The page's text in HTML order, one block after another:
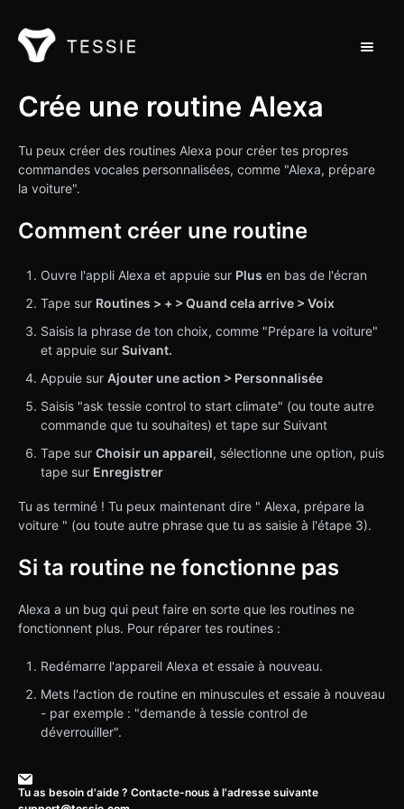
Toggle
Support Home
Contact
Crée une routine Alexa
Tu peux créer des routines Alexa pour créer tes propres
commandes vocales personnalisées, comme "Alexa, prépare
la voiture".
Comment créer une routine
Ouvre l'appli Alexa et appuie sur Plus en bas de l'écran
Tape sur Routines > + > Quand cela arrive > Voix
Saisis la phrase de ton choix, comme "Prépare la voiture"
et appuie sur Suivant.
Appuie sur Ajouter une action > Personnalisée
Saisis "ask tessie control to start climate" (ou toute autre
commande que tu souhaites) et tape sur Suivant
Tape sur Choisir un appareil, sélectionne une option, puis
tape sur Enregistrer
Tu as terminé ! Tu peux maintenant dire " Alexa, prépare la
voiture " (ou toute autre phrase que tu as saisie à l'étape 3).
Si ta routine ne fonctionne pas
Alexa a un bug qui peut faire en sorte que les routines ne
fonctionnent plus. Pour réparer tes routines :
Redémarre l'appareil Alexa et essaie à nouveau.
Mets l'action de routine en minuscules et essaie à nouveau
- par exemple : "demande à tessie control de
déverrouiller".
Tu as besoin d'aide ? Contacte-nous à l'adresse suivante